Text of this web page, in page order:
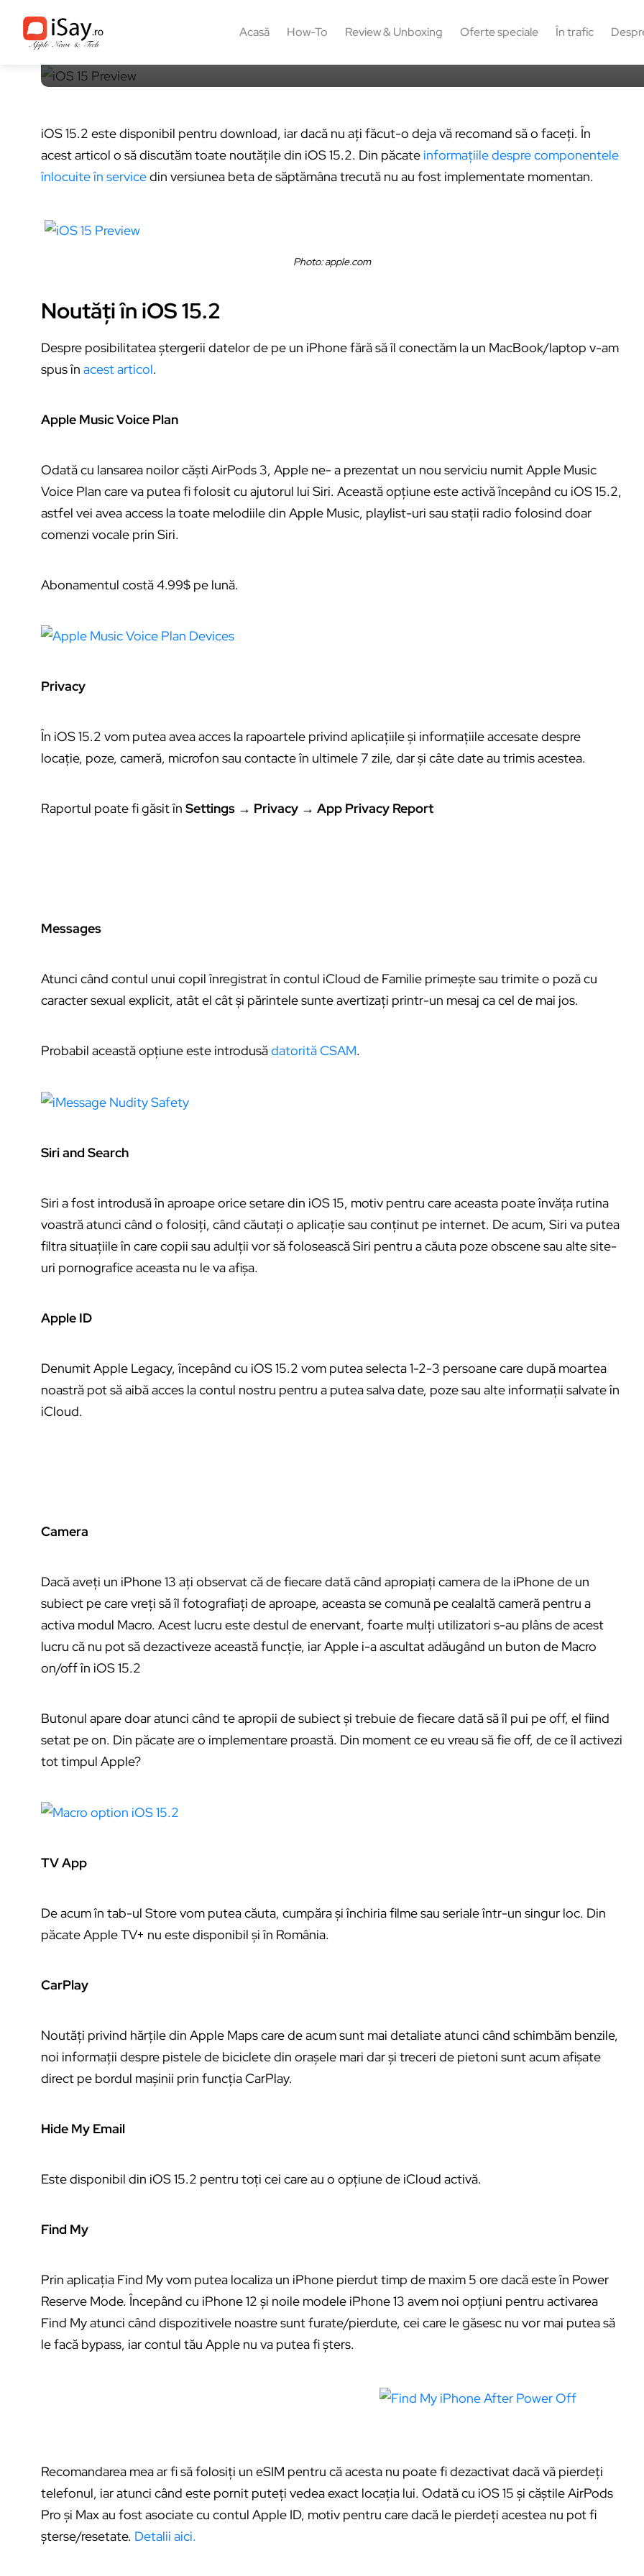
Acasă How-To Review & Unboxing Oferte speciale În trafic
iOS 15.2 este disponibil pentru download, iar dacă nu ați făcut-o deja vă recomand să o faceți. În
acest articol o să discutăm toate noutățile din iOS 15.2. Din păcate informațiile despre componentele
înlocuite în servicedin versiunea beta de săptămâna trecută nu au fost implementate momentan.
Photo: apple.com
Noutăți în iOS 15.2
Despre posibilitatea ștergerii datelor de pe un iPhone fără să îl conectăm la un MacBook/laptop v-am
spus în acest articol.
Apple Music Voice Plan
Odată cu lansarea noilor căști AirPods 3, Apple ne- a prezentat un nou serviciu numit Apple Music
Voice Plan care va putea fi folosit cu ajutorul lui Siri. Această opțiune este activă începând cu iOS 15.2,
astfel vei avea access la toate melodiile din Apple Music, playlist-uri sau stații radio folosind doar
comenzi vocale prin Siri.
Abonamentul costă 4.99$ pe lună.
Privacy
În iOS 15.2 vom putea avea acces la rapoartele privind aplicațiile și informațiile accesate despre
locație, poze, cameră, microfon sau contacte în ultimele 7 zile, dar și câte date au trimis acestea.
Raportul poate fi găsit în Settings → Privacy → App Privacy Report
Messages
Atunci când contul unui copil înregistrat în contul iCloud de Familie primește sau trimite o poză cu
caracter sexual explicit, atât el cât și părintele sunte avertizați printr-un mesaj ca cel de mai jos.
Probabil această opțiune este introdusădatorită CSAM.
Siri and Search
Siri a fost introdusă în aproape orice setare din iOS 15, motiv pentru care aceasta poate învăța rutina
voastră atunci când o folosiți, când căutați o aplicație sau conținut pe internet. De acum, Siri va putea
filtra situațiile în care copii sau adulții vor să folosească Siri pentru a căuta poze obscene sau alte site-
uri pornografice aceasta nu le va afișa.
Apple ID
Denumit Apple Legacy, începând cu iOS 15.2 vom putea selecta 1-2-3 persoane care după moartea
noastră pot să aibă acces la contul nostru pentru a putea salva date, poze sau alte informații salvate în
iCloud.
Camera
Dacă aveți un iPhone 13 ați observat că de fiecare dată când apropiați camera de la iPhone de un
subiect pe care vreți să îl fotografiați de aproape, aceasta se comună pe cealaltă cameră pentru a
activa modul Macro. Acest lucru este destul de enervant, foarte mulți utilizatori s-au plâns de acest
lucru că nu pot să dezactiveze această funcție, iar Apple i-a ascultat adăugând un buton de Macro
on/off în iOS 15.2
Butonul apare doar atunci când te apropii de subiect și trebuie de fiecare dată să îl pui pe off, el fiind
setat pe on. Din păcate are o implementare proastă. Din moment ce eu vreau să fie off, de ce îl activezi
tot timpul Apple?
TV App
De acum în tab-ul Store vom putea căuta, cumpăra și închiria filme sau seriale într-un singur loc. Din
păcate Apple TV+ nu este disponibil și în România.
CarPlay
Noutăți privind hărțile din Apple Maps care de acum sunt mai detaliate atunci când schimbăm benzile,
noi informații despre pistele de biciclete din orașele mari dar și treceri de pietoni sunt acum afișate
direct pe bordul mașinii prin funcția CarPlay.
Hide My Email
Este disponibil din iOS 15.2 pentru toți cei care au o opțiune de iCloud activă.
Find My
Prin aplicația Find My vom putea localiza un iPhone pierdut timp de maxim 5 ore dacă este în Power
Reserve Mode. Începând cu iPhone 12 și noile modele iPhone 13 avem noi opțiuni pentru activarea
Find My atunci când dispozitivele noastre sunt furate/pierdute, cei care le găsesc nu vor mai putea să
le facă bypass, iar contul tău Apple nu va putea fi șters.
Recomandarea mea ar fi să folosiți un eSIM pentru că acesta nu poate fi dezactivat dacă vă pierdeți
telefonul, iar atunci când este pornit puteți vedea exact locația lui. Odată cu iOS 15 și căștile AirPods
Pro și Max au fost asociate cu contul Apple ID, motiv pentru care dacă le pierdeți acestea nu pot fi
șterse/resetate. Detalii aici.